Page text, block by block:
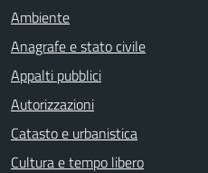
Ambiente
Anagrafe e stato civile
Appalti pubblici
Autorizzazioni
Catasto e urbanistica
Cultura e tempo libero